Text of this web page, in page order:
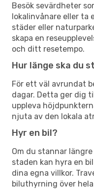
Besök sevärdheter
lokalinvånare eller
städer eller
skapa en
och ditt resetempo.
Hur länge ska du
För ett väl avrundat
dagar. Detta ger dig
uppleva
njuta av den lokala
Hyr en bil?
Om du stannar
staden kan hyra en
dina egna villkor.
biluthyrning över